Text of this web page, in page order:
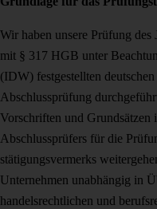
Wir haben unsere Prüfung des
mit § 317 HGB unter
(IDW) festgestellten
Abschlussprüfung
Vorschriften und
Abschlussprüfers für die
stätigungsvermerks
Unternehmen un­abhängig in
handelsrechtlichen und